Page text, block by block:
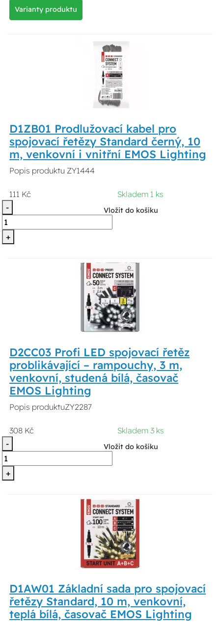
Varianty produktu
D1ZB01 Prodlužovací kabel pro
spojovací řetězy Standard černý, 10
m, venkovní i vnitřní EMOS Lighting
Popis produktu ZY1444
111 Kč
Skladem 1 ks
-
+
Vložit do košíku
D2CC03 Profi LED spojovací řetěz
problikávající – rampouchy, 3 m,
venkovní, studená bílá, časovač
EMOS Lighting
Popis produktuZY2287
308 Kč
Skladem 3 ks
-
+
Vložit do košíku
D1AW01 Základní sada pro spojovací
řetězy Standard, 10 m, venkovní,
teplá bílá, časovač EMOS Lighting